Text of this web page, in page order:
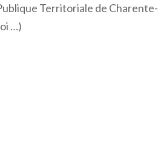
Territoriale de Charente-
…)